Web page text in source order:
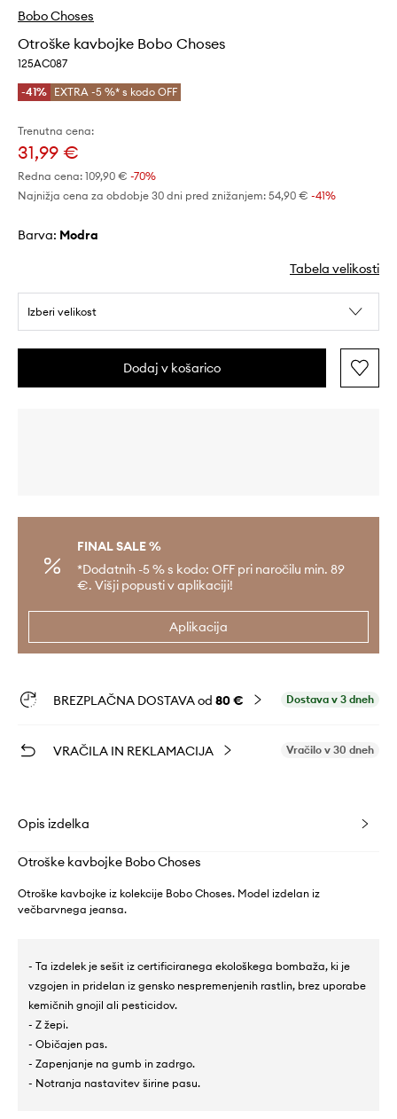
Bobo Choses
Otroške kavbojke Bobo Choses
125AC087
-41% EXTRA -5 %* s kodo OFF
Trenutna cena:
31,99 €
Redna cena: 109,90 € -70%
Najnižja cena za obdobje 30 dni pred znižanjem: 54,90 € -41%
Barva: modra
Tabela velikosti
Izberi velikost
Dodaj v košarico
FINAL SALE %
*Dodatnih -5 % s kodo: OFF pri naročilu min. 89
€. Višji popusti v aplikaciji!
Aplikacija
BREZPLAČNA DOSTAVA od 80 € Dostava v 3 dneh
VRAČILA IN REKLAMACIJA Vračilo v 30 dneh
Opis izdelka
Otroške kavbojke Bobo Choses
Otroške kavbojke iz kolekcije Bobo Choses. Model izdelan iz
večbarvnega jeansa.
- Ta izdelek je sešit iz certificiranega ekološkega bombaža, ki je
vzgojen in pridelan iz gensko nespremenjenih rastlin, brez uporabe
kemičnih gnojil ali pesticidov.
- Z žepi.
- Običajen pas.
- Zapenjanje na gumb in zadrgo.
- Notranja nastavitev širine pasu.